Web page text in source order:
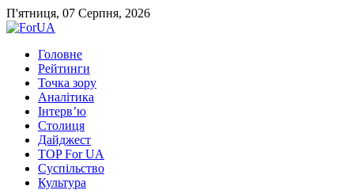
П'ятниця, 07 Серпня, 2026
Головне
Рейтинги
Точка зору
Аналітика
Інтерв’ю
Столиця
Дайджест
TOP For UA
Суспiльство
Культура